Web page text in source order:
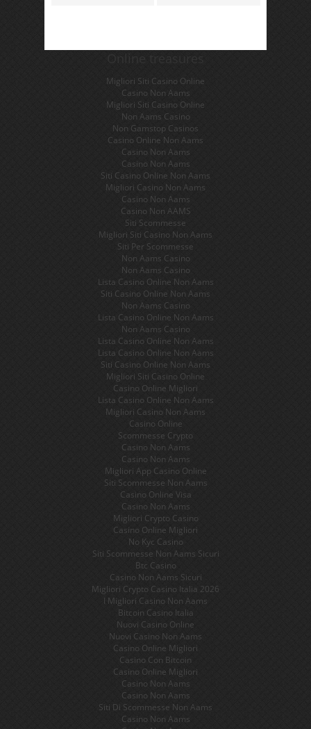
Migliori Siti Casino Online
Casino Non Aams
Migliori Siti Casino Online
Non Aams Casino
Non Gamstop Casinos
Casino Online Non Aams
Casino Non Aams
Casino Non Aams
Siti Casino Online Non Aams
Migliori Casino Non Aams
Casino Non Aams
Casino Non AAMS
Siti Scommesse
Migliori Siti Casino Non Aams
Siti Per Scommesse
Non Aams Casino
Non Aams Casino
Lista Casino Online Non Aams
Siti Casino Online Non Aams
Non Aams Casino
Lista Casino Online Non Aams
Non Aams Casino
Lista Casino Online Non Aams
Lista Casino Online Non Aams
Siti Casino Online Non Aams
Migliori Siti Casino Online
Casino Online Migliori
Lista Casino Online Non Aams
Migliori Casino Non Aams
Casino Online
Scommesse Crypto
Casino Non Aams
Casino Non Aams
Migliori App Casino Online
Siti Scommesse Non Aams
Casino Online Visa
Casino Non Aams
Migliori Crypto Casino
Casino Online Migliori
No Kyc Casino
Siti Scommesse Non Aams Sicuri
Btc Casino
Casino Non Aams Sicuri
Migliori Crypto Casino Italia 2026
I Migliori Casino Non Aams
Bitcoin Casino Italia
Nuovi Casino Online
Nuovi Casino Non Aams
Casino Online Migliori
Casino Con Bitcoin
Casino Online Migliori
Casino Non Aams
Casino Non Aams
Siti Di Scommesse Non Aams
Casino Non Aams